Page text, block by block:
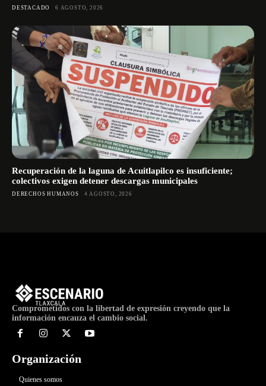
DESTACADO 6 AGOSTO, 2026
Recuperación de la laguna de Acuitlapilco es insuficiente;
colectivos exigen detener descargas municipales
DERECHOS HUMANOS 4 AGOSTO, 2026
Comprometidos con la libertad de expresión creyendo que la
información encauza el cambio social.
Organización
Quienes somos